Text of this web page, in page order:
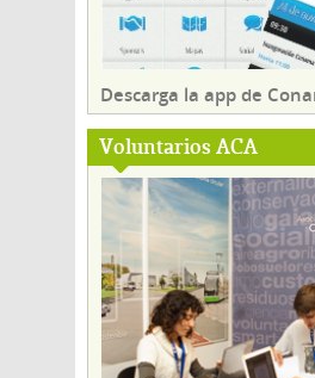
Descarga la app de
Voluntarios ACA